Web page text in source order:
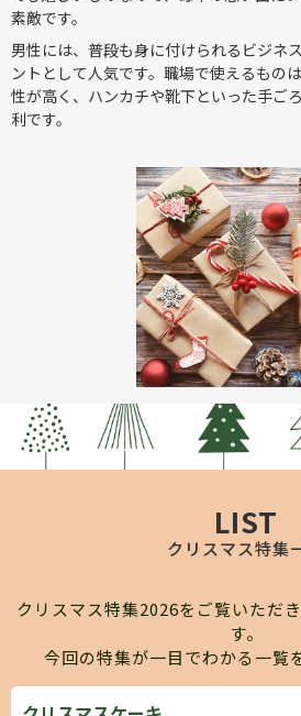
素敵です。
男性には、普段も身に付けられるビジネ
ントとして人気です。職場で使えるもの
性が高く、ハンカチや靴下といった手ご
利です。
LIST
クリスマス特集
クリスマス特集2026をご覧いただ
す。
今回の特集が一目でわかる一覧